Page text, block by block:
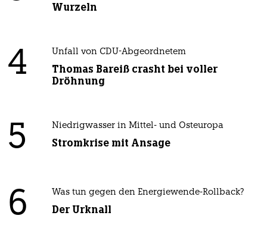
Wurzeln
4 Unfall von CDU-Abgeordnetem
Thomas Bareiß crasht bei voller
Dröhnung
5 Niedrigwasser in Mittel- und Osteuropa
Stromkrise mit Ansage
6 Was tun gegen den Energiewende-Rollback?
Der Urknall